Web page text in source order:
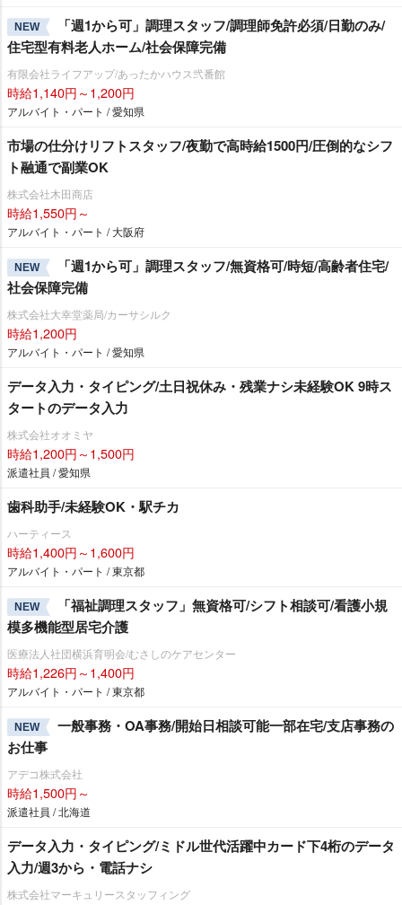
NEW
「週1から可」調理スタッフ/調理師免許必須/日勤のみ/
住宅型有料老人ホーム/社会保障完備
有限会社ライフアップ/あったかハウス弐番館
時給1,140円～1,200円
アルバイト・パート / 愛知県
市場の仕分けリフトスタッフ/夜勤で高時給1500円/圧倒的なシフ
ト融通で副業OK
株式会社木田商店
時給1,550円～
アルバイト・パート / 大阪府
NEW
「週1から可」調理スタッフ/無資格可/時短/高齢者住宅/
社会保障完備
株式会社大幸堂薬局/カーサシルク
時給1,200円
アルバイト・パート / 愛知県
データ入力・タイピング/土日祝休み・残業ナシ未経験OK 9時ス
タートのデータ入力
株式会社オオミヤ
時給1,200円～1,500円
派遣社員 / 愛知県
歯科助手/未経験OK・駅チカ
ハーティース
時給1,400円～1,600円
アルバイト・パート / 東京都
NEW
「福祉調理スタッフ」無資格可/シフト相談可/看護小規
模多機能型居宅介護
医療法人社団横浜育明会/むさしのケアセンター
時給1,226円～1,400円
アルバイト・パート / 東京都
NEW
一般事務・OA事務/開始日相談可能一部在宅/支店事務の
お仕事
アデコ株式会社
時給1,500円～
派遣社員 / 北海道
データ入力・タイピング/ミドル世代活躍中カード下4桁のデータ
入力/週3から・電話ナシ
株式会社マーキュリースタッフィング